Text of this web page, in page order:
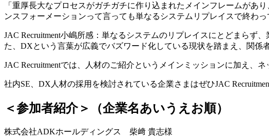
「重厚長大なプロセスがガチガチに作り込まれたメインフレームがあ
ンスフォーメーションって言っても単なるシステムリプレイスで終わっ
JAC Recruitment小嶋所感：単なるシステムのリプレイスにとどまらず
た、DXという言葉が広義でバズワード化している現状を踏まえ、関係
JAC Recruitmentでは、人材のご紹介というメインミッションに加え、
社内SE、DX人材の採用を検討されている企業さまはぜひJAC
＜参加者紹介＞（企業名あいうえお順）
株式会社ADKホールディングス 柴﨑 貴志様